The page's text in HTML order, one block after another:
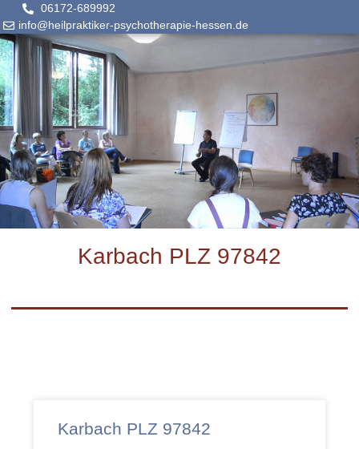
06172-689992
info@heilpraktiker-psychotherapie-hessen.de
Karbach PLZ 97842
Karbach PLZ 97842